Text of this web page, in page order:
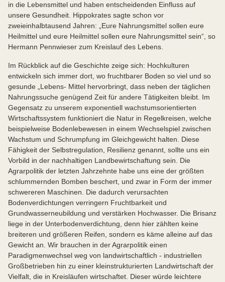
in die Lebensmittel und haben entscheidenden Einfluss auf
unsere Gesundheit. Hippokrates sagte schon vor
zweieinhalbtausend Jahren: „Eure Nahrungsmittel sollen eure
Heilmittel und eure Heilmittel sollen eure Nahrungsmittel sein“, so
Hermann Pennwieser zum Kreislauf des Lebens.
Im Rückblick auf die Geschichte zeige sich: Hochkulturen
entwickeln sich immer dort, wo fruchtbarer Boden so viel und so
gesunde „Lebens- Mittel hervorbringt, dass neben der täglichen
Nahrungssuche genügend Zeit für andere Tätigkeiten bleibt. Im
Gegensatz zu unserem exponentiell wachstumsorientierten
Wirtschaftssystem funktioniert die Natur in Regelkreisen, welche
beispielweise Bodenlebewesen in einem Wechselspiel zwischen
Wachstum und Schrumpfung im Gleichgewicht halten. Diese
Fähigkeit der Selbstregulation, Resilienz genannt, sollte uns ein
Vorbild in der nachhaltigen Landbewirtschaftung sein. Die
Agrarpolitik der letzten Jahrzehnte habe uns eine der größten
schlummernden Bomben beschert, und zwar in Form der immer
schwereren Maschinen. Die dadurch verursachten
Bodenverdichtungen verringern Fruchtbarkeit und
Grundwasserneubildung und verstärken Hochwasser. Die Brisanz
liege in der Unterbodenverdichtung, denn hier zählten keine
breiteren und größeren Reifen, sondern es käme alleine auf das
Gewicht an. Wir brauchen in der Agrarpolitik einen
Paradigmenwechsel weg von landwirtschaftlich - industriellen
Großbetrieben hin zu einer kleinstrukturierten Landwirtschaft der
Vielfalt, die in Kreisläufen wirtschaftet. Dieser würde leichtere